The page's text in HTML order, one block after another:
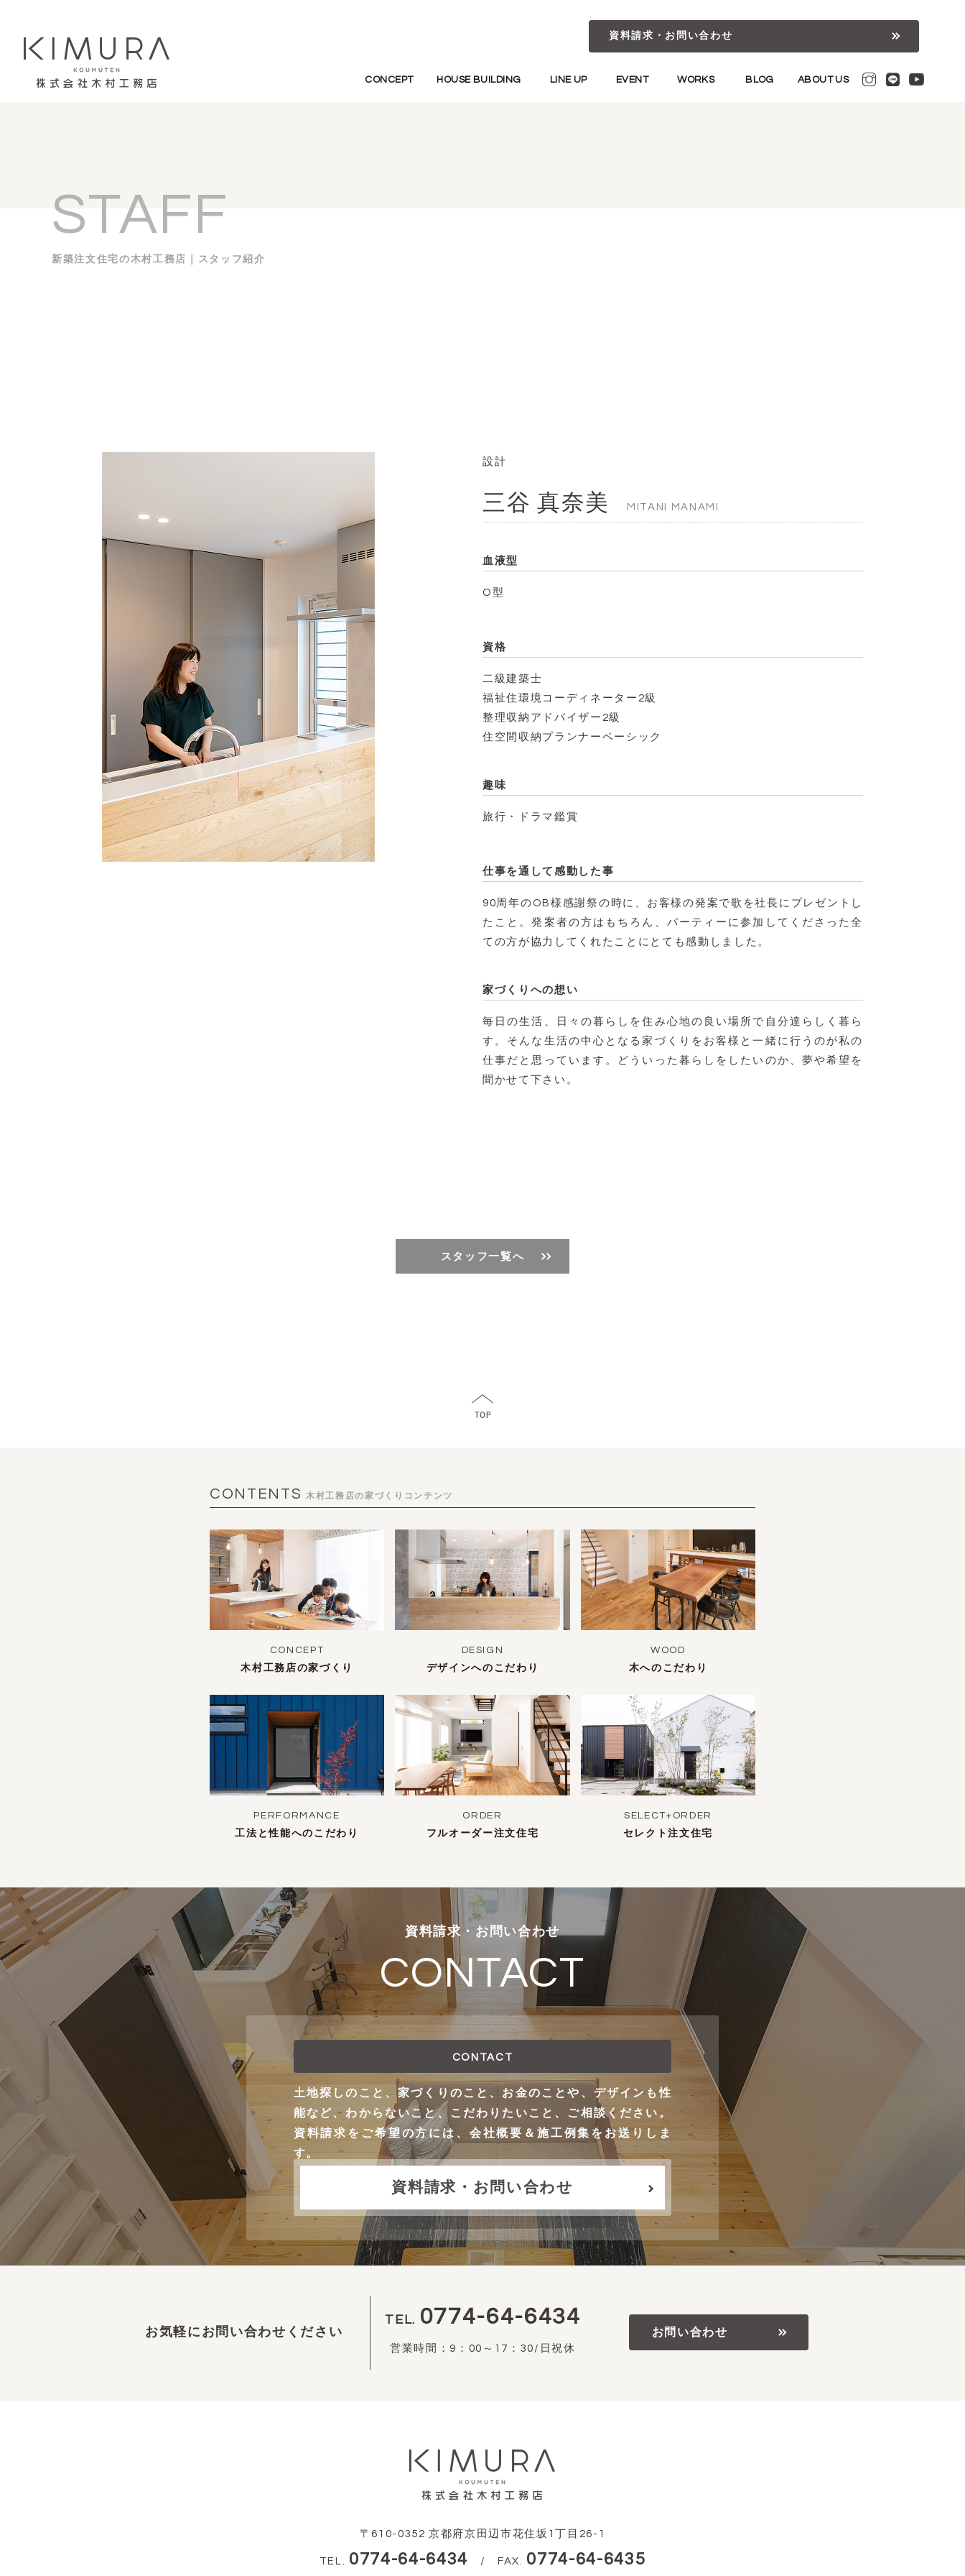
資料請求・お問い合わせ
CONCEPT HOUSE BUILDING LINE UP EVENT WORKS BLOG ABOUT US
STAFF
新築注文住宅の木村工務店｜スタッフ紹介
設計
三谷 真奈美 MITANI MANAMI
血液型
O型
資格
二級建築士
福祉住環境コーディネーター2級
整理収納アドバイザー2級
住空間収納プランナーベーシック
趣味
旅行・ドラマ鑑賞
仕事を通して感動した事
90周年のOB様感謝祭の時に、お客様の発案で歌を社長にプレゼントし
たこと。発案者の方はもちろん、パーティーに参加してくださった全
ての方が協力してくれたことにとても感動しました。
家づくりへの想い
毎日の生活、日々の暮らしを住み心地の良い場所で自分達らしく暮ら
す。そんな生活の中心となる家づくりをお客様と一緒に行うのが私の
仕事だと思っています。どういった暮らしをしたいのか、夢や希望を
聞かせて下さい。
スタッフ一覧へ
CONTENTS 木村工務店の家づくりコンテンツ
CONCEPT
木村工務店の家づくり
DESIGN
デザインへのこだわり
WOOD
木へのこだわり
PERFORMANCE
工法と性能へのこだわり
ORDER
フルオーダー注文住宅
SELECT+ORDER
セレクト注文住宅
資料請求・お問い合わせ
CONTACT
CONTACT
土地探しのこと、家づくりのこと、お金のことや、デザインも性
能など、わからないこと、こだわりたいこと、ご相談ください。
資料請求をご希望の方には、会社概要＆施工例集をお送りしま
す。
資料請求・お問い合わせ
お気軽にお問い合わせください
TEL. 0774-64-6434
営業時間：9：00～17：30/日祝休
お問い合わせ
〒610-0352 京都府京田辺市花住坂1丁目26-1
TEL. 0774-64-6434 / FAX. 0774-64-6435